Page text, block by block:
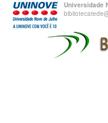
Universidade